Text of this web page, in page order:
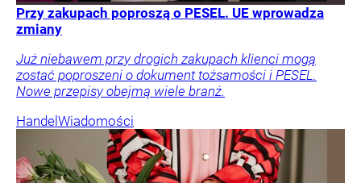
Przy zakupach poproszą o PESEL. UE wprowadza
zmiany
Już niebawem przy drogich zakupach klienci mogą
zostać poproszeni o dokument tożsamości i PESEL.
Nowe przepisy obejmą wiele branż.
Handel Wiadomości